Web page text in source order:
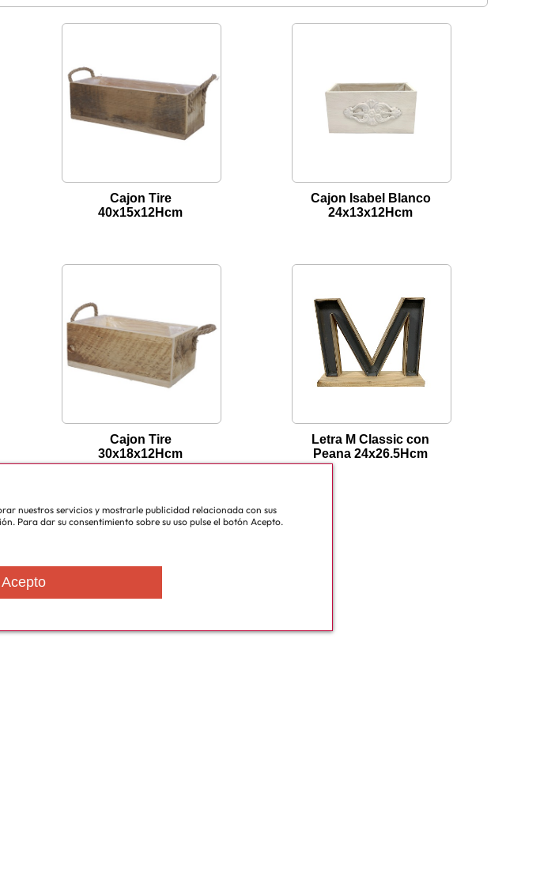
Cajon Tire
40x15x12Hcm
Cajon Isabel Blanco
24x13x12Hcm
Cajon Tire
30x18x12Hcm
Letra M Classic con
Peana 24x26.5Hcm
nuestros servicios y mostrarle publicidad relacionada con sus
Para dar su consentimiento sobre su uso pulse el botón Acepto.